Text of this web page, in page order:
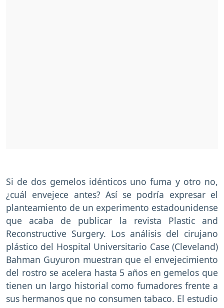
Si de dos gemelos idénticos uno fuma y otro no,
¿cuál envejece antes? Así se podría expresar el
planteamiento de un experimento estadounidense
que acaba de publicar la revista Plastic and
Reconstructive Surgery. Los análisis del cirujano
plástico del Hospital Universitario Case (Cleveland)
Bahman Guyuron muestran que el envejecimiento
del rostro se acelera hasta 5 años en gemelos que
tienen un largo historial como fumadores frente a
sus hermanos que no consumen tabaco. El estudio